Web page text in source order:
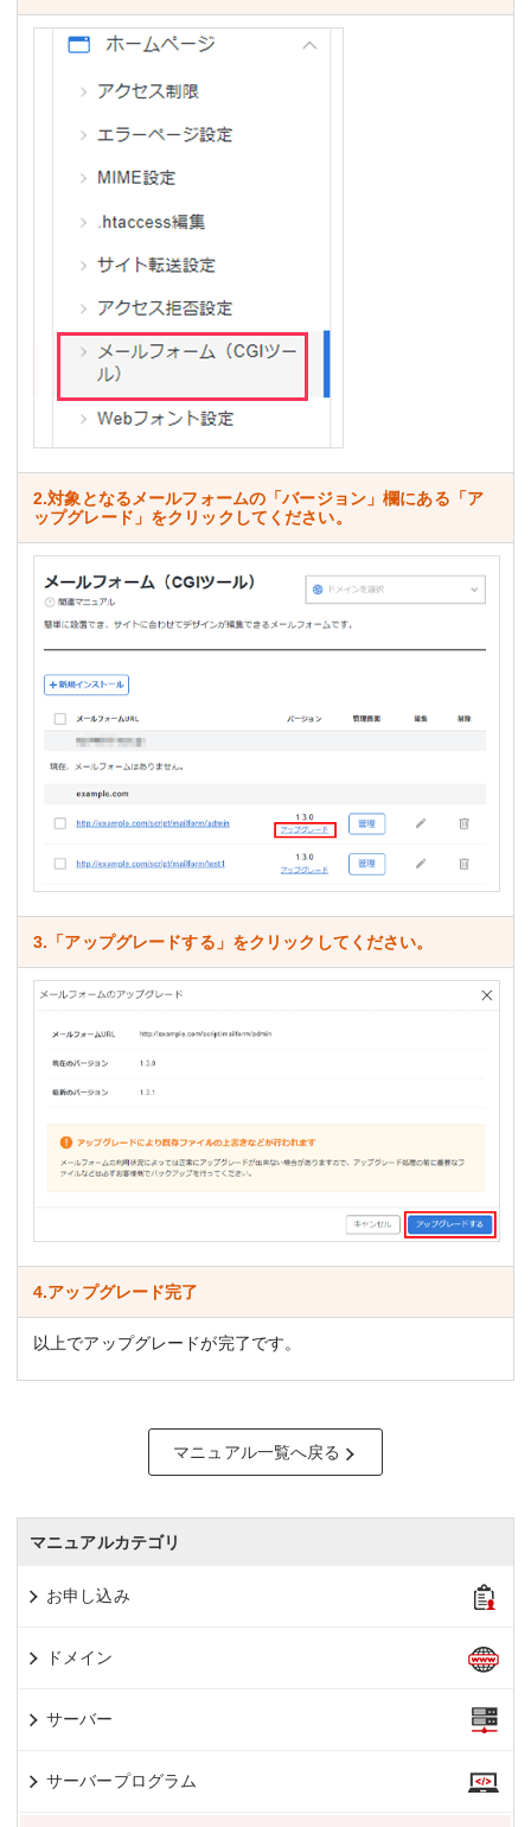
2.対象となるメールフォームの「バージョン」欄にある「ア
ップグレード」をクリックしてください。
3.「アップグレードする」をクリックしてください。
4.アップグレード完了
以上でアップグレードが完了です。
マニュアル一覧へ戻る
マニュアルカテゴリ
お申し込み
ドメイン
サーバー
サーバープログラム